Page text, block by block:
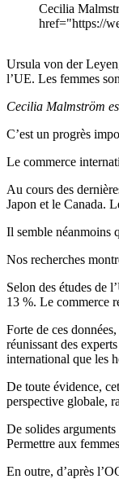
Cecilia
href="https://
Ursula von der
l’UE. Les femmes
Cecilia Malmström
C’est un progrès
Le commerce
Au cours des
Japon et le Canada.
Il semble néanmoins
Nos recherches
Selon des études de
13 %. Le commerce
Forte de ces
réunissant des
international que les
De toute évidence,
perspective globale,
De solides
Permettre aux
En outre, d’après